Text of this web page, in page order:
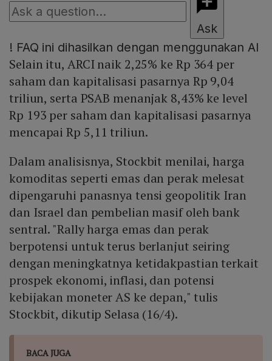
Ask
! FAQ ini dihasilkan dengan menggunakan AI
Selain itu, ARCI naik 2,25% ke Rp 364 per
saham dan kapitalisasi pasarnya Rp 9,04
triliun, serta PSAB menanjak 8,43% ke level
Rp 193 per saham dan kapitalisasi pasarnya
mencapai Rp 5,11 triliun.
Dalam analisisnya, Stockbit menilai, harga
komoditas seperti emas dan perak melesat
dipengaruhi panasnya tensi geopolitik Iran
dan Israel dan pembelian masif oleh bank
sentral. "Rally harga emas dan perak
berpotensi untuk terus berlanjut seiring
dengan meningkatnya ketidakpastian terkait
prospek ekonomi, inflasi, dan potensi
kebijakan moneter AS ke depan," tulis
Stockbit, dikutip Selasa (16/4).
BACA JUGA